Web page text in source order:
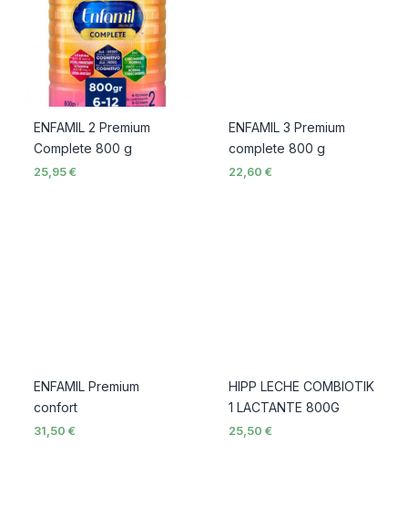
ENFAMIL 2 Premium
Complete 800 g
25,95 €
ENFAMIL 3 Premium
complete 800 g
22,60 €
ENFAMIL Premium
confort
31,50 €
HIPP LECHE COMBIOTIK
1 LACTANTE 800G
25,50 €